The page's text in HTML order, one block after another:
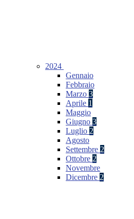
2024
Gennaio
Febbraio
Marzo 3
Aprile 1
Maggio
Giugno 3
Luglio 2
Agosto
Settembre 2
Ottobre 2
Novembre
Dicembre 2